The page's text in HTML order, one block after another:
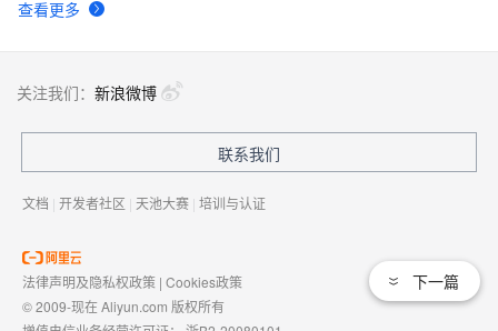
查看更多
下一篇
关注我们： 新浪微博
联系我们
文档 | 开发者社区 | 天池大赛 | 培训与认证
法律声明及隐私权政策 | Cookies政策
© 2009-现在 Aliyun.com 版权所有